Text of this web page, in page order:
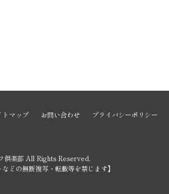
トマップ お問い合わせ プライバシーポリシー
楽部 All Rights Reserved.
どの無断複写・転載等を禁じます】